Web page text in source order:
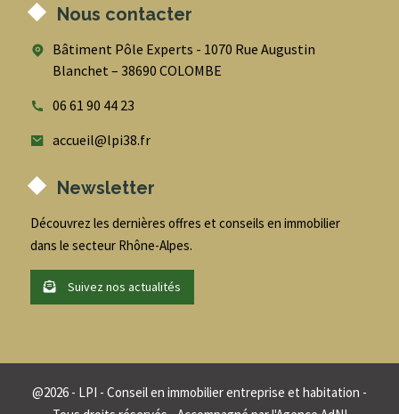
Nous contacter
Bâtiment Pôle Experts - 1070 Rue Augustin
Blanchet – 38690 COLOMBE
06 61 90 44 23
accueil@lpi38.fr
Newsletter
Découvrez les dernières offres et conseils en immobilier
dans le secteur Rhône-Alpes.
Suivez nos actualités
@2026 - LPI - Conseil en immobilier entreprise et habitation -